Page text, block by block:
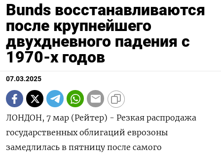
Bunds восстанавливаются
после крупнейшего
двухдневного падения с
1970-х годов
07.03.2025
ЛОНДОН, 7 мар (Рейтер) - Резкая распродажа
государственных облигаций еврозоны
замедлилась в пятницу после самого